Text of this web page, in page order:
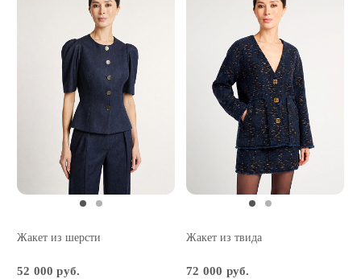
Жакет из шерсти
52 000 руб.
Жакет из твида
72 000 руб.